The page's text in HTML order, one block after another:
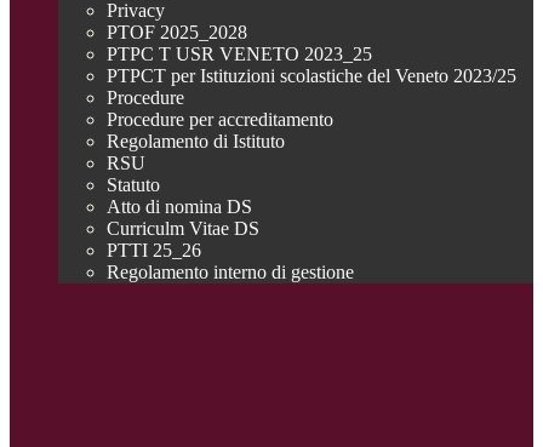
Privacy
PTOF 2025_2028
PTPC T USR VENETO 2023_25
PTPCT per Istituzioni scolastiche del Veneto 2023/25
Procedure
Procedure per accreditamento
Regolamento di Istituto
RSU
Statuto
Atto di nomina DS
Curriculm Vitae DS
PTTI 25_26
Regolamento interno di gestione